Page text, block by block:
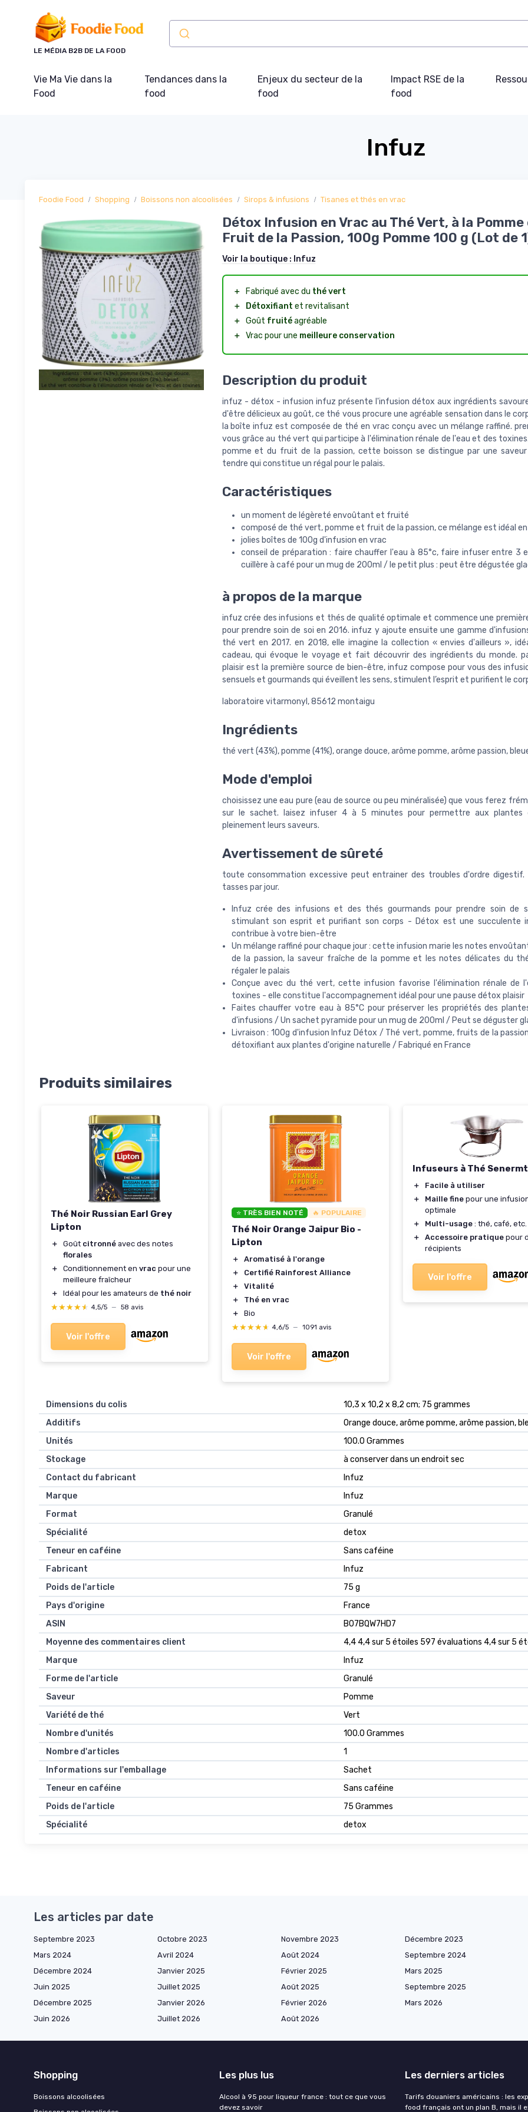
LE MÉDIA B2B DE LA FOOD
Vie Ma Vie dans la
Food
Tendances dans la
food
Enjeux du secteur de la
food
Impact RSE de la
food
Infuz
Foodie Food Shopping Boissons non alcoolisées Sirops & infusions Tisanes et thés en vrac
Détox Infusion en Vrac au Thé Vert, à la Pomme
Fruit de la Passion, 100g Pomme 100 g (Lot de
Voir la boutique : Infuz
＋ Fabriqué avec du thé vert
＋
Détoxifiant et revitalisant
＋ Goût fruitéagréable
＋ Vrac pour une meilleure conservation
Description du produit
infuz - détox - infusion infuz présente l'infusion détox aux ingrédients
d'être délicieux au goût, ce thé vous procure une agréable sensation dans le
la boîte infuz est composée de thé en vrac conçu avec un mélange raffiné.
vous grâce au thé vert qui participe à l'élimination rénale de l'eau et des
pomme et du fruit de la passion, cette boisson se distingue par une
tendre qui constitue un régal pour le palais.
Caractéristiques
un moment de légèreté envoûtant et fruité
composé de thé vert, pomme et fruit de la passion, ce mélange est idéal
jolies boîtes de 100g d'infusion en vrac
conseil de préparation : faire chauffer l'eau à 85°c, faire infuser entre 3
cuillère à café pour un mug de 200ml / le petit plus : peut être dégustée
à propos de la marque
infuz crée des infusions et thés de qualité optimale et commence une
pour prendre soin de soi en 2016. infuz y ajoute ensuite une gamme
thé vert en 2017. en 2018, elle imagine la collection « envies d'ailleurs »,
cadeau, qui évoque le voyage et fait découvrir des ingrédients du monde.
plaisir est la première source de bien-être, infuz compose pour vous des
sensuels et gourmands qui éveillent les sens, stimulent l’esprit et purifient le
laboratoire vitarmonyl, 85612 montaigu
Ingrédients
thé vert (43%), pomme (41%), orange douce, arôme pomme, arôme passion,
Mode d'emploi
choisissez une eau pure (eau de source ou peu minéralisée) que vous ferez
sur le sachet. laisez infuser 4 à 5 minutes pour permettre aux plantes
pleinement leurs saveurs.
Avertissement de sûreté
toute consommation excessive peut entrainer des troubles d'ordre digestif.
tasses par jour.
Infuz crée des infusions et des thés gourmands pour prendre soin de
stimulant son esprit et purifiant son corps - Détox est une succulente
contribue à votre bien-être
Un mélange raffiné pour chaque jour : cette infusion marie les notes
de la passion, la saveur fraîche de la pomme et les notes délicates du
régaler le palais
Conçue avec du thé vert, cette infusion favorise l'élimination rénale de
toxines - elle constitue l'accompagnement idéal pour une pause détox plaisir
Faites chauffer votre eau à 85°C pour préserver les propriétés des
d'infusions / Un sachet pyramide pour un mug de 200ml / Peut se déguster
Livraison : 100g d'infusion Infuz Détox / Thé vert, pomme, fruits de la
détoxifiant aux plantes d'origine naturelle / Fabriqué en France
Produits similaires
Thé Noir Russian Earl Grey
Lipton
＋ Goût citronné avec des notes
florales
＋
Conditionnement en vrac pour une
meilleure fraîcheur
＋
Idéal pour les amateurs de thé noir
★★★★★
★★★★★ 4,5/5 — 58 avis
Voir l'offre
⭐ TRÈS BIEN NOTÉ 🔥 POPULAIRE
Thé Noir Orange Jaipur Bio -
Lipton
＋
Aromatisé à l'orange
＋
Certifié Rainforest Alliance
＋
Vitalité
＋
Thé en vrac
＋
Bio
★★★★★
★★★★★ 4,6/5 — 1091 avis
Voir l'offre
Infuseurs à Thé
＋
Facile à utiliser
＋
Maille fine pour une
optimale
＋
Multi-usage : thé, café, etc.
＋
Accessoire pratique pour
récipients
Voir l'offre
Dimensions du colis
‎10,3 x 10,2 x 8,2 cm; 75 grammes
Additifs
‎Orange douce, arôme pomme, arôme passion,
Unités
‎100.0 Grammes
Stockage
‎à conserver dans un endroit sec
Contact du fabricant
‎Infuz
Marque
‎Infuz
Format
‎Granulé
Spécialité
‎detox
Teneur en caféine
‎Sans caféine
Fabricant
‎Infuz
Poids de l'article
‎75 g
Pays d'origine
‎France
ASIN
B07BQW7HD7
Moyenne des commentaires client
4,4 4,4 sur 5 étoiles 597 évaluations 4,4 sur 5
Marque
Infuz
Forme de l'article
Granulé
Saveur
Pomme
Variété de thé
Vert
Nombre d'unités
100.0 Grammes
Nombre d'articles
1
Informations sur l'emballage
Sachet
Teneur en caféine
Sans caféine
Poids de l'article
75 Grammes
Spécialité
detox
Les articles par date
Septembre 2023 Octobre 2023 Novembre 2023
Décembre 2023
Mars 2024
Avril 2024 Août 2024
Septembre 2024
Décembre 2024
Janvier 2025 Février 2025
Mars 2025
Juin 2025
Juillet 2025 Août 2025
Septembre 2025
Décembre 2025
Janvier 2026 Février 2026
Mars 2026
Juin 2026
Juillet 2026 Août 2026
Shopping
Boissons alcoolisées
Les plus lus
Alcool à 95 pour liqueur france : tout ce que vous
devez savoir
Les derniers articles
Tarifs douaniers américains : les
food français ont un plan B, mais il